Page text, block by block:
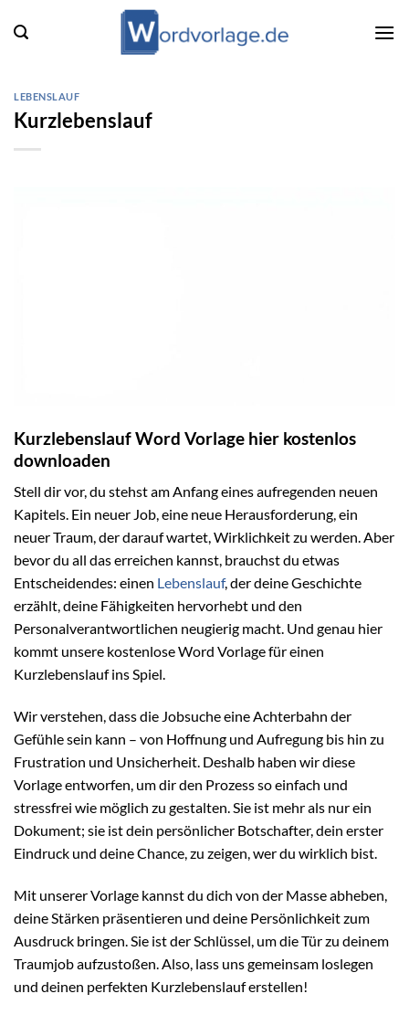
Inhalt
LEBENSLAUF
Kurzlebenslauf
Kurzlebenslauf Word Vorlage hier kostenlos
downloaden
Stell dir vor, du stehst am Anfang eines aufregenden neuen
Kapitels. Ein neuer Job, eine neue Herausforderung, ein
neuer Traum, der darauf wartet, Wirklichkeit zu werden. Aber
bevor du all das erreichen kannst, brauchst du etwas
Entscheidendes: einen Lebenslauf, der deine Geschichte
erzählt, deine Fähigkeiten hervorhebt und den
Personalverantwortlichen neugierig macht. Und genau hier
kommt unsere kostenlose Word Vorlage für einen
Kurzlebenslauf ins Spiel.
Wir verstehen, dass die Jobsuche eine Achterbahn der
Gefühle sein kann – von Hoffnung und Aufregung bis hin zu
Frustration und Unsicherheit. Deshalb haben wir diese
Vorlage entworfen, um dir den Prozess so einfach und
stressfrei wie möglich zu gestalten. Sie ist mehr als nur ein
Dokument; sie ist dein persönlicher Botschafter, dein erster
Eindruck und deine Chance, zu zeigen, wer du wirklich bist.
Mit unserer Vorlage kannst du dich von der Masse abheben,
deine Stärken präsentieren und deine Persönlichkeit zum
Ausdruck bringen. Sie ist der Schlüssel, um die Tür zu deinem
Traumjob aufzustoßen. Also, lass uns gemeinsam loslegen
und deinen perfekten Kurzlebenslauf erstellen!